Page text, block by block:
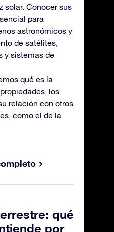
solar. Conocer sus
para
astronómicos y
de satélites,
y sistemas de
qué es la
los
relación con otros
como el de la
qué
por